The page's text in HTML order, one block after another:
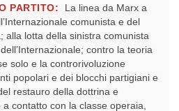
PARTITO:
La linea da Marx a
comunista e del
alla lotta della sinistra comunista
contro la teoria
solo e la controrivoluzione
popolari e dei blocchi partigiani e
restauro della dottrina e
a contatto con la classe operaia,